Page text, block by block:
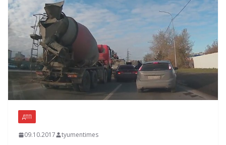
ДТП
09.10.2017 tyumentimes